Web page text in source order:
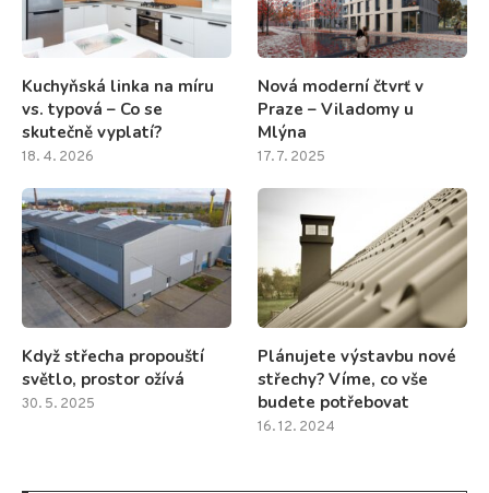
Kuchyňská linka na míru
vs. typová – Co se
skutečně vyplatí?
18. 4. 2026
Nová moderní čtvrť v
Praze – Viladomy u
Mlýna
17. 7. 2025
Když střecha propouští
světlo, prostor ožívá
30. 5. 2025
Plánujete výstavbu nové
střechy? Víme, co vše
budete potřebovat
16. 12. 2024